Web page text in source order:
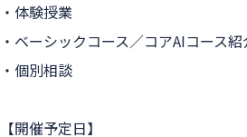
・体験授業
・ベーシックコース／コアAIコース紹
・個別相談
【開催予定日】